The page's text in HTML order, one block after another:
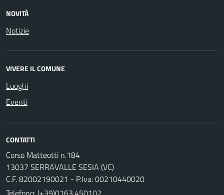
NOVITÀ
Notizie
VIVERE IL COMUNE
Luoghi
Eventi
CONTATTI
Corso Matteotti n.184
13037 SERRAVALLE SESIA (VC)
C.F. 82002190021 - P.Iva: 00210440020